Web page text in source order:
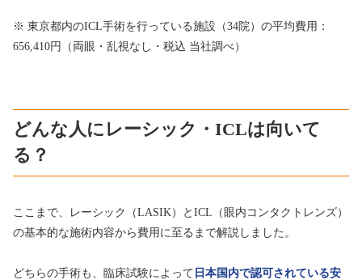
※ 東京都内のICL手術を行っている施設（34院）の平均費用：
656,410円（両眼・乱視なし・税込 当社調べ）
どんな人にレーシック・ICLは向いて
る？
ここまで、レーシック（LASIK）とICL（眼内コンタクトレンズ）
の基本的な施術内容から費用に至るまで解説しました。
どちらの手術も、臨床試験によって 日本国内で認可されている安